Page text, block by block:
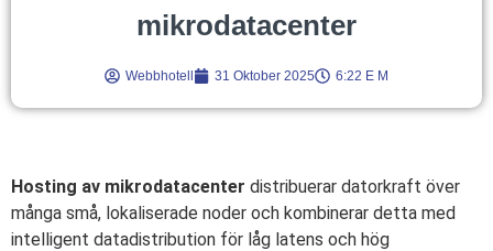
mikrodatacenter
Webbhotell 31 Oktober 2025 6:22 E M
Hosting av mikrodatacenter distribuerar datorkraft över
många små, lokaliserade noder och kombinerar detta med
intelligent datadistribution för låg latens och hög